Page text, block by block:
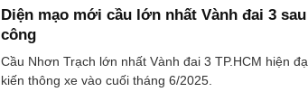
Diện mạo mới cầu lớn nhất Vành đai 3
công
Cầu Nhơn Trạch lớn nhất Vành đai 3 TP.HCM hiện
kiến thông xe vào cuối tháng 6/2025.